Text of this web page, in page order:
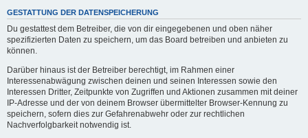
GESTATTUNG DER DATENSPEICHERUNG
Du gestattest dem Betreiber, die von dir eingegebenen und oben näher
spezifizierten Daten zu speichern, um das Board betreiben und anbieten zu
können.
Darüber hinaus ist der Betreiber berechtigt, im Rahmen einer
Interessenabwägung zwischen deinen und seinen Interessen sowie den
Interessen Dritter, Zeitpunkte von Zugriffen und Aktionen zusammen mit deiner
IP-Adresse und der von deinem Browser übermittelter Browser-Kennung zu
speichern, sofern dies zur Gefahrenabwehr oder zur rechtlichen
Nachverfolgbarkeit notwendig ist.